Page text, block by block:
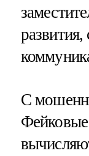
С
Фейковые